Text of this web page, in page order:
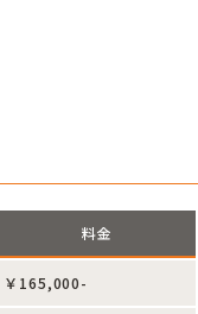
料金
￥165,000-